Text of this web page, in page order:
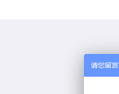
请您留言